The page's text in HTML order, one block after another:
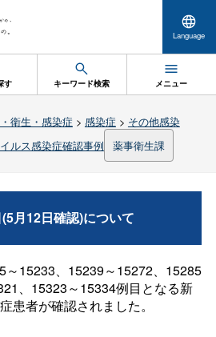
Language
す キーワード検索 メニュー
衛生・感染症 > 感染症 > その他感染
ルス感染症確認事例 薬事衛生課
月12日確認)について
15233、15239～15272、15285
、15323～15334例目となる新
患者が確認されました。